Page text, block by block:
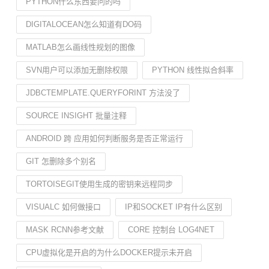
DIGITALOCEAN怎么知道有DO码
MATLAB怎么画线性规划的图像
SVN用户可以添加无删除权限 PYTHON 线性拟合斜率
JDBCTEMPLATE.QUERYFORINT 方法没了
SOURCE INSIGHT 批量注释
ANDROID 跨 应用如何判断服务是否正常运行
GIT 怎删除多个别名
TORTOISEGIT使用生成的密钥来远程同步
VISUALC 如何做接口 IP和SOCKET IP有什么区别
MASK RCNN参考文献 CORE 控制台 LOG4NET
CPU虚拟化是开启的为什么DOCKER提示未开启